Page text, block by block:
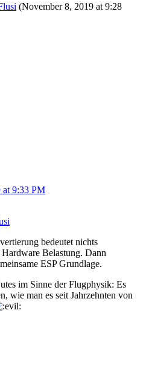
(November 8, 2019 at 9:28
at 9:33 PM
bedeutet nichts
Belastung. Dann
ESP Grundlage.
im Sinne der Flugphysik: Es
wie man es seit Jahrzehnten von